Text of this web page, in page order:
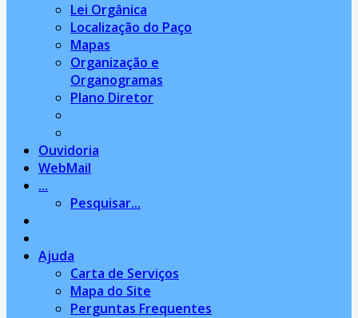
Lei Orgânica
Localização do Paço
Mapas
Organização e
Organogramas
Plano Diretor
Ouvidoria
WebMail
...
Pesquisar...
Ajuda
Carta de Serviços
Mapa do Site
Perguntas Frequentes